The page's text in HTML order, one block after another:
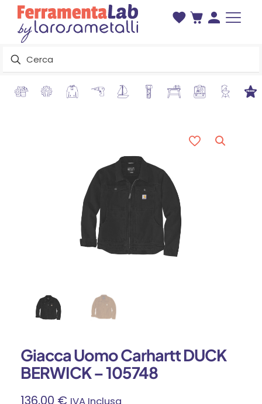
Giacca Uomo Carhartt DUCK
BERWICK – 105748
136,00 €